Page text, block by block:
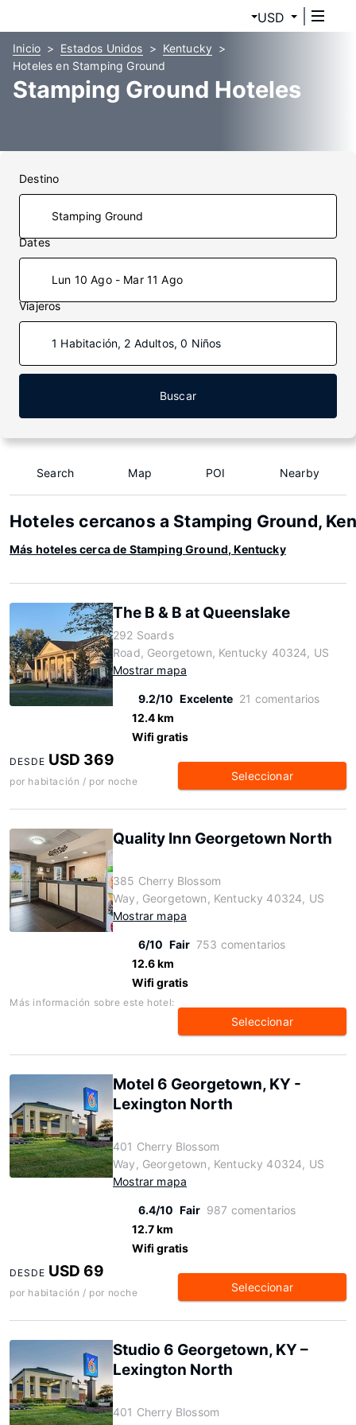
USD
Inicio Estados Unidos
Kentucky
Hoteles en Stamping Ground
Stamping Ground Hoteles
Destino
Dates
Lun 10 Ago - Mar 11 Ago
Viajeros
1 Habitación, 2 Adultos, 0 Niños
Buscar
Search Map POI Nearby
Hoteles cercanos a Stamping Ground,
Más hoteles cerca de Stamping Ground, Kentucky
The B & B at Queenslake
292 Soards
Road, Georgetown, Kentucky 40324, US
Mostrar mapa
9.2/10 Excelente 21 comentarios
12.4 km
Wifi gratis
DESDE USD 369
por habitación / por noche Seleccionar
Quality Inn Georgetown North
385 Cherry Blossom
Way, Georgetown, Kentucky 40324, US
Mostrar mapa
6/10 Fair 753 comentarios
12.6 km
Wifi gratis
Más información sobre este hotel:
Seleccionar
Motel 6 Georgetown, KY -
Lexington North
401 Cherry Blossom
Way, Georgetown, Kentucky 40324, US
Mostrar mapa
6.4/10 Fair 987 comentarios
12.7 km
Wifi gratis
DESDE USD 69
por habitación / por noche Seleccionar
Studio 6 Georgetown, KY –
Lexington North
401 Cherry Blossom